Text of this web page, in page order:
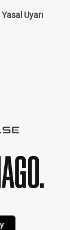
Yasal Uyarı